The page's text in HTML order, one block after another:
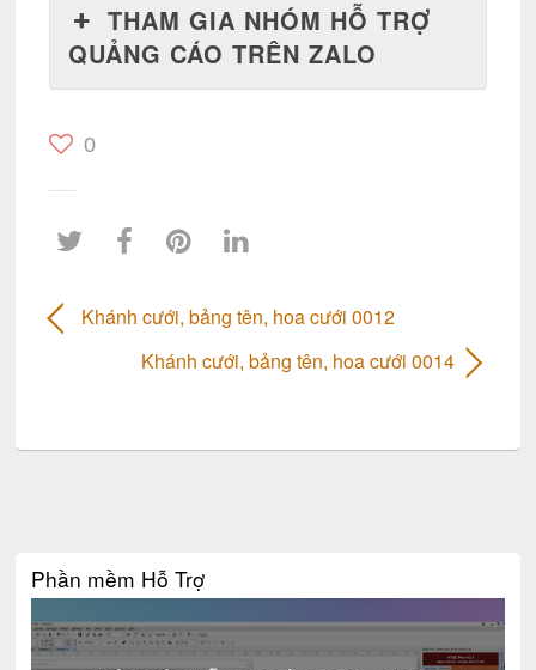
THAM GIA NHÓM HỖ TRỢ
QUẢNG CÁO TRÊN ZALO
0
Khánh cưới, bảng tên, hoa cưới 0012
Khánh cưới, bảng tên, hoa cưới 0014
Phần mềm Hỗ Trợ